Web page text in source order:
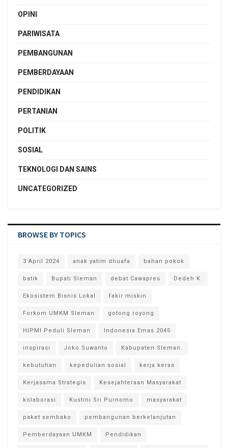
OPINI
PARIWISATA
PEMBANGUNAN
PEMBERDAYAAN
PENDIDIKAN
PERTANIAN
POLITIK
SOSIAL
TEKNOLOGI DAN SAINS
UNCATEGORIZED
BROWSE BY TOPICS
3 April 2024 anak yatim dhuafa bahan pokok
batik Bupati Sleman debat Cawapres Dedeh K.
Ekosistem Bisnis Lokal fakir miskin
Forkom UMKM Sleman gotong royong
HIPMI Peduli Sleman Indonesia Emas 2045
inspirasi Joko Suwanto Kabupaten Sleman.
kebutuhan kepedulian sosial kerja keras
Kerjasama Strategis Kesejahteraan Masyarakat
kolaborasi Kustini Sri Purnomo masyarakat
paket sembako pembangunan berkelanjutan
Pemberdayaan UMKM Pendidikan